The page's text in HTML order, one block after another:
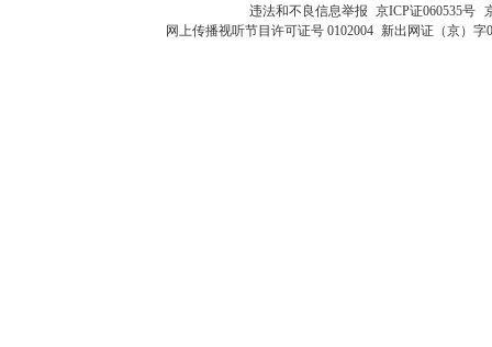
违法和不良信息举报 京ICP证060535号
网上传播视听节目许可证号 0102004 新出网证（京）